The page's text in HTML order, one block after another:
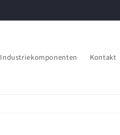
Industriekomponenten Kontakt